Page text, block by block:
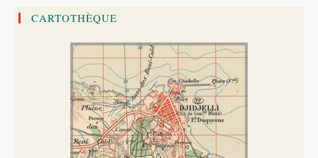
Par
Roula
Larbi
(1937)
CARTOTHÈQUE